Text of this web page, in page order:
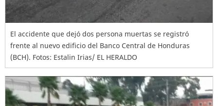
El accidente que dejó dos persona muertas se registró
frente al nuevo edificio del Banco Central de Honduras
(BCH). Fotos: Estalin Irias/ EL HERALDO